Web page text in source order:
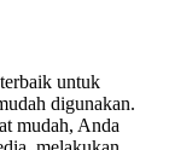
untuk
digunakan.
mudah, Anda